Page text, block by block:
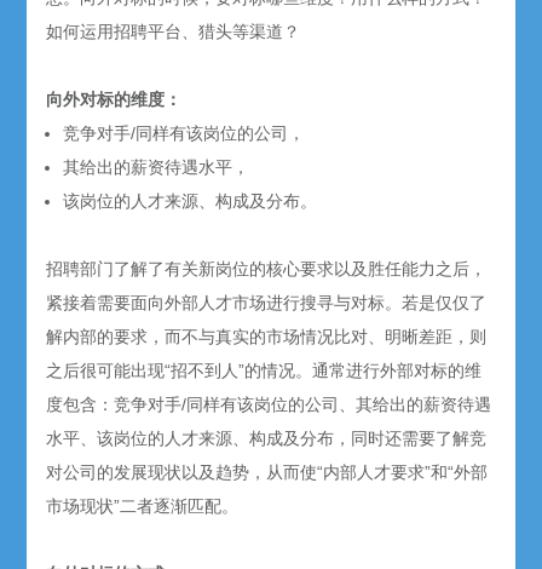
如何运用招聘平台、猎头等渠道？
向外对标的维度：
竞争对手/同样有该岗位的公司，
其给出的薪资待遇水平，
该岗位的人才来源、构成及分布。
招聘部门了解了有关新岗位的核心要求以及胜任能力之后，
紧接着需要面向外部人才市场进行搜寻与对标。若是仅仅了
解内部的要求，而不与真实的市场情况比对、明晰差距，则
之后很可能出现“招不到人”的情况。通常进行外部对标的维
度包含：竞争对手/同样有该岗位的公司、其给出的薪资待遇
水平、该岗位的人才来源、构成及分布， 同时还需要了解竞
对公司的发展现状以及趋势，从而使“内部人才要求”和“外部
市场现状”二者逐渐匹配。